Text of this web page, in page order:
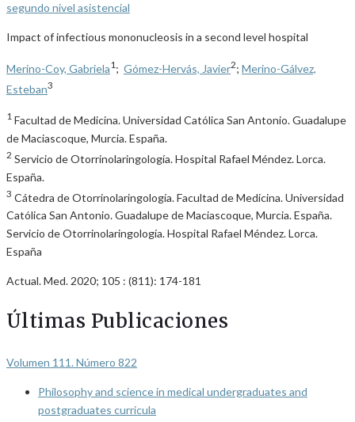
segundo nivel asistencial
Impact of infectious mononucleosis in a second level hospital
Merino-Coy, Gabriela1 ; Gómez-Hervás, Javier2; Merino-Gálvez,
Esteban3
1 Facultad de Medicina. Universidad Católica San Antonio. Guadalupe
de Maciascoque, Murcia. España.
2 Servicio de Otorrinolaringología. Hospital Rafael Méndez. Lorca.
España.
3 Cátedra de Otorrinolaringología. Facultad de Medicina. Universidad
Católica San Antonio. Guadalupe de Maciascoque, Murcia. España.
Servicio de Otorrinolaringología. Hospital Rafael Méndez. Lorca.
España
Actual. Med. 2020; 105 : (811): 174-181
Últimas Publicaciones
Volumen 111. Número 822
Philosophy and science in medical undergraduates and
postgraduates curricula